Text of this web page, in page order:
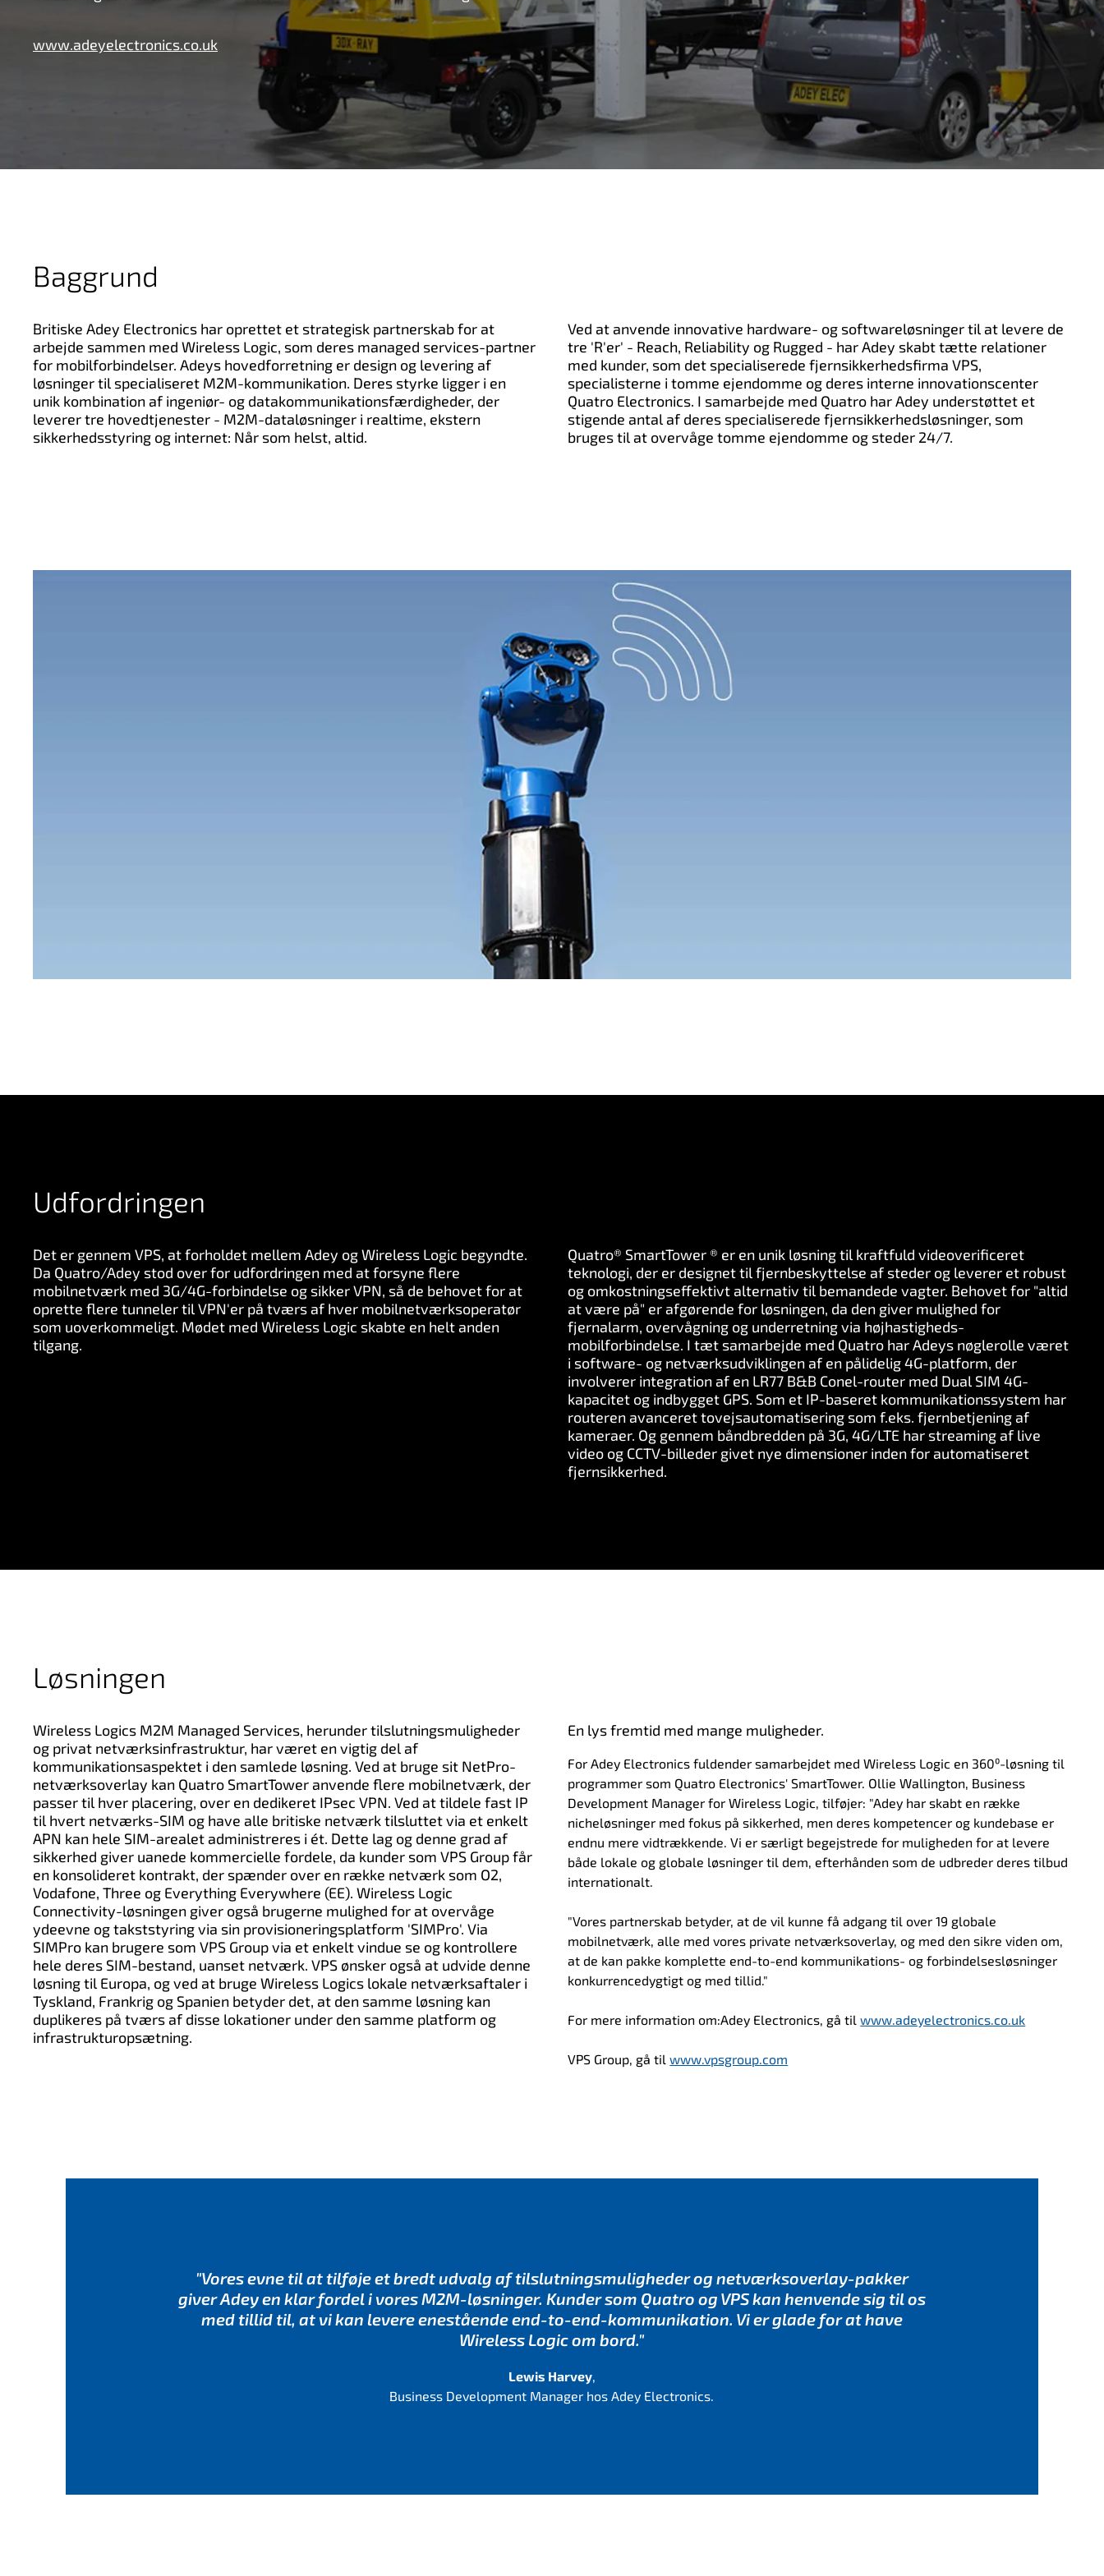
www.adeyelectronics.co.uk
Baggrund
Britiske Adey Electronics har oprettet et strategisk partnerskab for at
arbejde sammen med Wireless Logic, som deres managed services-partner
for mobilforbindelser. Adeys hovedforretning er design og levering af
løsninger til specialiseret M2M-kommunikation. Deres styrke ligger i en
unik kombination af ingeniør- og datakommunikationsfærdigheder, der
leverer tre hovedtjenester - M2M-dataløsninger i realtime, ekstern
sikkerhedsstyring og internet: Når som helst, altid.
Ved at anvende innovative hardware- og softwareløsninger til at levere de
tre 'R'er' - Reach, Reliability og Rugged - har Adey skabt tætte relationer
med kunder, som det specialiserede fjernsikkerhedsfirma VPS,
specialisterne i tomme ejendomme og deres interne innovationscenter
Quatro Electronics. I samarbejde med Quatro har Adey understøttet et
stigende antal af deres specialiserede fjernsikkerhedsløsninger, som
bruges til at overvåge tomme ejendomme og steder 24/7.
Udfordringen
Det er gennem VPS, at forholdet mellem Adey og Wireless Logic begyndte.
Da Quatro/Adey stod over for udfordringen med at forsyne flere
mobilnetværk med 3G/4G-forbindelse og sikker VPN, så de behovet for at
oprette flere tunneler til VPN'er på tværs af hver mobilnetværksoperatør
som uoverkommeligt. Mødet med Wireless Logic skabte en helt anden
tilgang.
Quatro® SmartTower ® er en unik løsning til kraftfuld videoverificeret
teknologi, der er designet til fjernbeskyttelse af steder og leverer et robust
og omkostningseffektivt alternativ til bemandede vagter. Behovet for "altid
at være på" er afgørende for løsningen, da den giver mulighed for
fjernalarm, overvågning og underretning via højhastigheds-
mobilforbindelse. I tæt samarbejde med Quatro har Adeys nøglerolle været
i software- og netværksudviklingen af en pålidelig 4G-platform, der
involverer integration af en LR77 B&B Conel-router med Dual SIM 4G-
kapacitet og indbygget GPS. Som et IP-baseret kommunikationssystem har
routeren avanceret tovejsautomatisering som f.eks. fjernbetjening af
kameraer. Og gennem båndbredden på 3G, 4G/LTE har streaming af live
video og CCTV-billeder givet nye dimensioner inden for automatiseret
fjernsikkerhed.
Løsningen
Wireless Logics M2M Managed Services, herunder tilslutningsmuligheder
og privat netværksinfrastruktur, har været en vigtig del af
kommunikationsaspektet i den samlede løsning. Ved at bruge sit NetPro-
netværksoverlay kan Quatro SmartTower anvende flere mobilnetværk, der
passer til hver placering, over en dedikeret IPsec VPN. Ved at tildele fast IP
til hvert netværks-SIM og have alle britiske netværk tilsluttet via et enkelt
APN kan hele SIM-arealet administreres i ét. Dette lag og denne grad af
sikkerhed giver uanede kommercielle fordele, da kunder som VPS Group får
en konsolideret kontrakt, der spænder over en række netværk som O2,
Vodafone, Three og Everything Everywhere (EE). Wireless Logic
Connectivity-løsningen giver også brugerne mulighed for at overvåge
ydeevne og takststyring via sin provisioneringsplatform 'SIMPro'. Via
SIMPro kan brugere som VPS Group via et enkelt vindue se og kontrollere
hele deres SIM-bestand, uanset netværk. VPS ønsker også at udvide denne
løsning til Europa, og ved at bruge Wireless Logics lokale netværksaftaler i
Tyskland, Frankrig og Spanien betyder det, at den samme løsning kan
duplikeres på tværs af disse lokationer under den samme platform og
infrastrukturopsætning.
En lys fremtid med mange muligheder.
For Adey Electronics fuldender samarbejdet med Wireless Logic en 360⁰-løsning til
programmer som Quatro Electronics' SmartTower. Ollie Wallington, Business
Development Manager for Wireless Logic, tilføjer: "Adey har skabt en række
nicheløsninger med fokus på sikkerhed, men deres kompetencer og kundebase er
endnu mere vidtrækkende. Vi er særligt begejstrede for muligheden for at levere
både lokale og globale løsninger til dem, efterhånden som de udbreder deres tilbud
internationalt.
"Vores partnerskab betyder, at de vil kunne få adgang til over 19 globale
mobilnetværk, alle med vores private netværksoverlay, og med den sikre viden om,
at de kan pakke komplette end-to-end kommunikations- og forbindelsesløsninger
konkurrencedygtigt og med tillid."
For mere information om:Adey Electronics, gå tilwww.adeyelectronics.co.uk
VPS Group, gå tilwww.vpsgroup.com
"Vores evne til at tilføje et bredt udvalg af tilslutningsmuligheder og netværksoverlay-pakker
giver Adey en klar fordel i vores M2M-løsninger. Kunder som Quatro og VPS kan henvende sig til os
med tillid til, at vi kan levere enestående end-to-end-kommunikation. Vi er glade for at have
Wireless Logic om bord."
Lewis Harvey,
Business Development Manager hos Adey Electronics.